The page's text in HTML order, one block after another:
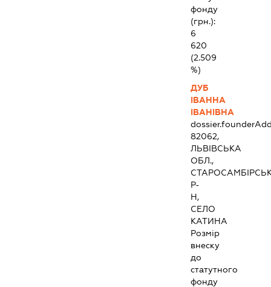
фонду
(грн.):
6
620
(2.509
%)
ДУБ
ІВАННА
ІВАНІВНА
82062,
ЛЬВІВСЬКА
ОБЛ.,
Р-
Н,
СЕЛО
КАТИНА
Розмір
внеску
до
статутного
фонду